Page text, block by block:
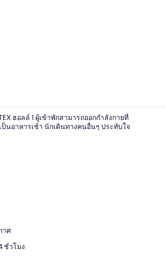
ห้องรอยัลสวีท |
ฮอลล์ 1 ผู้เข้าพักสามารถออกกำลังกายที่
นอาหารเช้า นักเดินทางคนอื่นๆ ประทับใจ
าศ
ชั่วโมง